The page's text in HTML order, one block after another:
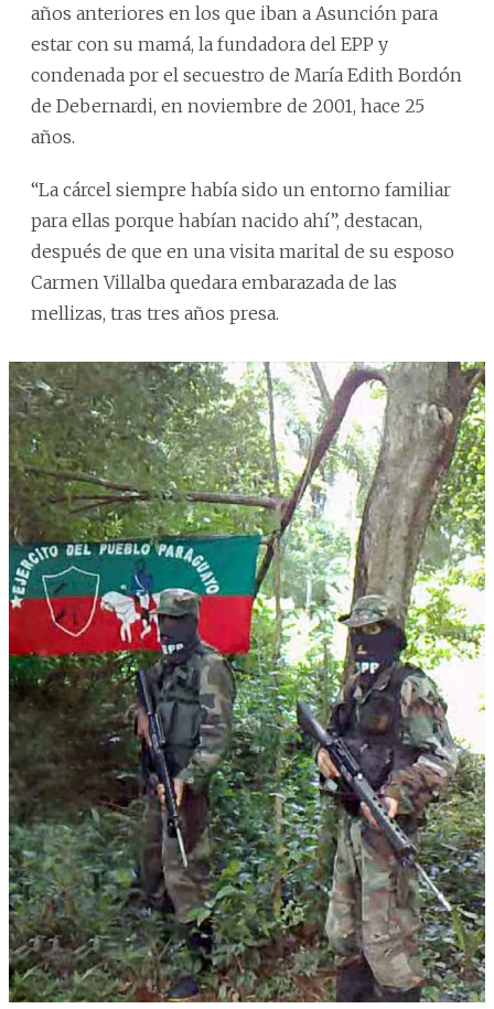
años anteriores en los que iban a Asunción para
estar con su mamá, la fundadora del EPP y
condenada por el secuestro de María Edith Bordón
de Debernardi, en noviembre de 2001, hace 25
años.
“La cárcel siempre había sido un entorno familiar
para ellas porque habían nacido ahí”, destacan,
después de que en una visita marital de su esposo
Carmen Villalba quedara embarazada de las
mellizas, tras tres años presa.